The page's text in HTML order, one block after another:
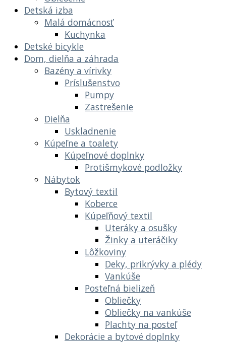
Detská izba
Malá domácnosť
Kuchynka
Detské bicykle
Dom, dielňa a záhrada
Bazény a vírivky
Príslušenstvo
Pumpy
Zastrešenie
Dielňa
Uskladnenie
Kúpeľne a toalety
Kúpeľnové doplnky
Protišmykové podložky
Nábytok
Bytový textil
Koberce
Kúpeľňový textil
Uteráky a osušky
Žinky a uteráčiky
Lôžkoviny
Deky, prikrývky a plédy
Vankúše
Posteľná bielizeň
Obliečky
Obliečky na vankúše
Plachty na posteľ
Dekorácie a bytové doplnky